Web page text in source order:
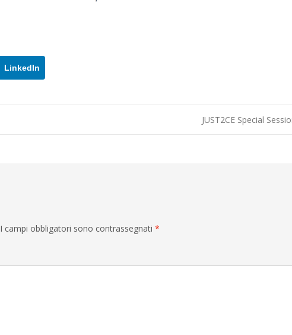
LinkedIn
JUST2CE Special
I campi obbligatori sono contrassegnati *